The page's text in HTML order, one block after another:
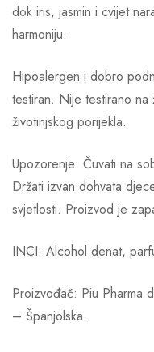
dok iris, jasmin i cvijet
harmoniju.
Hipoalergen i dobro
testiran. Nije testirano na
životinjskog porijekla.
Upozorenje: Čuvati na
Držati izvan dohvata
svjetlosti. Proizvod je
INCI: Alcohol denat,
Proizvođač: Piu Pharma
– Španjolska.